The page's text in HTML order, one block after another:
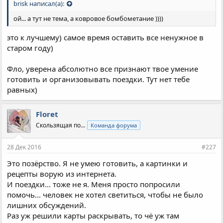
brisk написал(а):
ой... а тут не тема, а ковровое бомбометание ))))
это к лучшему) самое время оставить все ненужное в
старом году)
Фло, уверена абсолютно все признают твое умение
готовить и организовывать поездки. Тут нет тебе
равных)
Floret
Скользящая по... Команда форума
28 Дек 2016 #227
Это позёрство. Я не умею готовить, а картинки и
рецепты ворую из интернета.
И поездки... тоже не я. Меня просто попросили
помочь... человек не хотел светиться, чтобы не было
лишних обсуждений.
Раз уж решили карты раскрывать, то чё уж там